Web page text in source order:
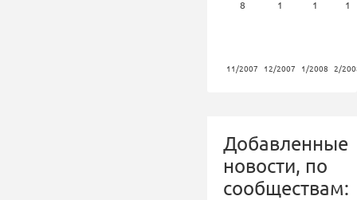
8
11/2007
1
12/2007
1
1/2008
1
2/
Добавленные
новости, по
сообществам: